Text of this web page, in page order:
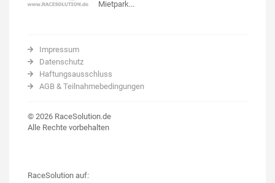
Mietpark...
Impressum
Datenschutz
Haftungsausschluss
AGB & Teilnahmebedingungen
© 2026 RaceSolution.de
Alle Rechte vorbehalten
RaceSolution auf: